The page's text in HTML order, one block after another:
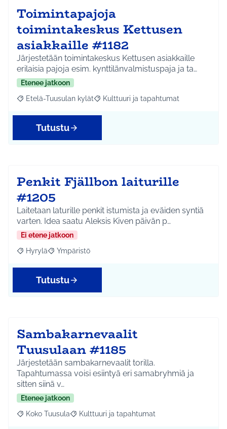
Toimintapajoja
toimintakeskus Kettusen
asiakkaille #1182
Järjestetään toimintakeskus Kettusen asiakkaille
erilaisia pajoja esim. kynttilänvalmistuspaja ja ta…
Etenee jatkoon
Rajaa tulokset aihepiirin mukaan: Etelä-Tuusulan kylät
Etelä-Tuusulan kylät Rajaa tulokset teeman mukaan:
Kulttuuri ja tapahtumat
Tutustu
Penkit Fjällbon laiturille
#1205
Laitetaan laturille penkit istumista ja eväiden syntiä
varten. Idea saatu Aleksis Kiven päivän p…
Ei etene jatkoon
Rajaa tulokset aihepiirin mukaan: Hyrylä
Hyrylä Rajaa tulokset teeman mukaan: Ympäristö
Ympäristö
Tutustu
Sambakarnevaalit
Tuusulaan #1185
Järjestetään sambakarnevaalit torilla.
Tapahtumassa voisi esiintyä eri samabryhmiä ja
sitten siinä v…
Etenee jatkoon
Rajaa tulokset aihepiirin mukaan: Koko Tuusula
Koko Tuusula Rajaa tulokset teeman mukaan: Kulttuuri ja
Kulttuuri ja tapahtumat